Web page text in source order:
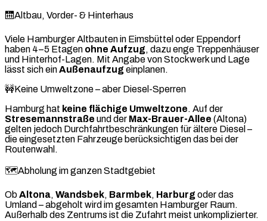
🛗Altbau, Vorder- & Hinterhaus
Viele Hamburger Altbauten in Eimsbüttel oder Eppendorf
haben 4–5 Etagen ohne Aufzug, dazu enge Treppenhäuser
und Hinterhof-Lagen. Mit Angabe von Stockwerk und Lage
lässt sich einAußenaufzugeinplanen.
🚧Keine Umweltzone – aber Diesel-Sperren
Hamburg hat keine flächige Umweltzone. Auf der
Stresemannstraße und der Max-Brauer-Allee (Altona)
gelten jedoch Durchfahrtbeschränkungen für ältere Diesel –
die eingesetzten Fahrzeuge berücksichtigen das bei der
Routenwahl.
🗺️Abholung im ganzen Stadtgebiet
ObAltona, Wandsbek, Barmbek, Harburgoder das
Umland – abgeholt wird im gesamten Hamburger Raum.
Außerhalb des Zentrums ist die Zufahrt meist unkomplizierter.